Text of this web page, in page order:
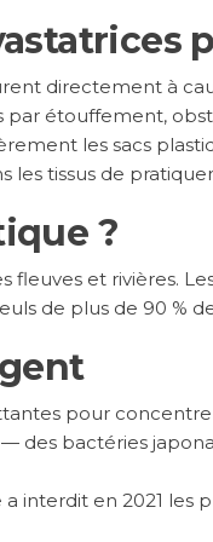
directement à
par étouffement,
les sacs
les tissus de
?
fleuves et rivières.
de plus de 90 %
pour
— des bactéries
interdit en 2021 les